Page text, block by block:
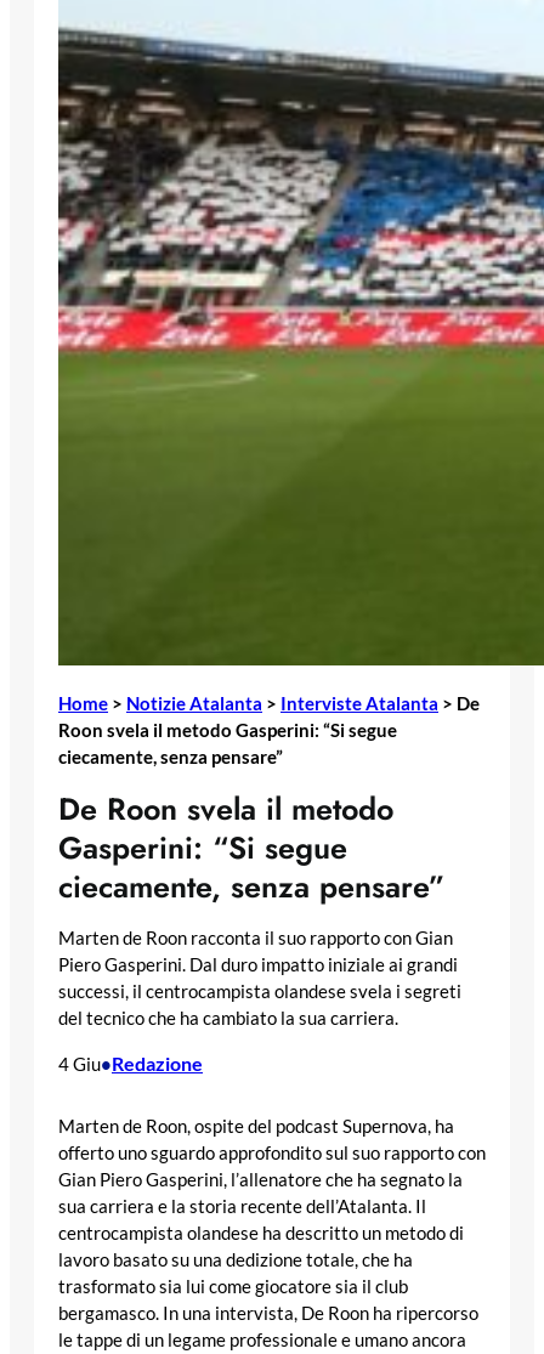
Home > Notizie Atalanta > Interviste Atalanta > De
Roon svela il metodo Gasperini: “Si segue
ciecamente, senza pensare”
De Roon svela il metodo
Gasperini: “Si segue
ciecamente, senza pensare”
Marten de Roon racconta il suo rapporto con Gian
Piero Gasperini. Dal duro impatto iniziale ai grandi
successi, il centrocampista olandese svela i segreti
del tecnico che ha cambiato la sua carriera.
4 Giu•Redazione
Marten de Roon, ospite del podcast Supernova, ha
offerto uno sguardo approfondito sul suo rapporto con
Gian Piero Gasperini, l’allenatore che ha segnato la
sua carriera e la storia recente dell’Atalanta. Il
centrocampista olandese ha descritto un metodo di
lavoro basato su una dedizione totale, che ha
trasformato sia lui come giocatore sia il club
bergamasco. In una intervista, De Roon ha ripercorso
le tappe di un legame professionale e umano ancora